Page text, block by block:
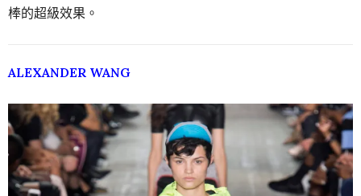
棒的超級效果。
ALEXANDER WANG